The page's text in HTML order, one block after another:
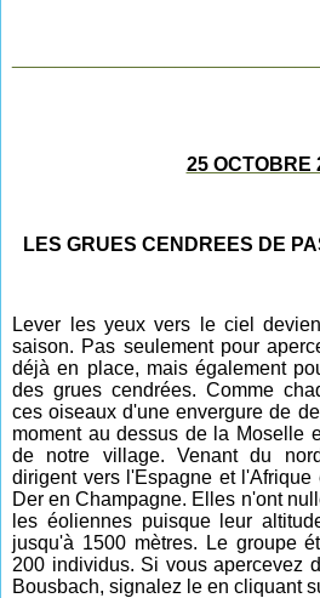
25 OCTOBRE
LES GRUES CENDREES DE
Lever les yeux vers le ciel
saison. Pas seulement pour
déjà en place, mais également
des grues cendrées. Comme
ces oiseaux d'une envergure de
moment au dessus de la Moselle
de notre village. Venant du
dirigent vers l'Espagne et
Der en Champagne. Elles n'ont
les éoliennes puisque leur
jusqu'à 1500 mètres. Le groupe
200 individus. Si vous apercevez
Bousbach, signalez le en cliquant